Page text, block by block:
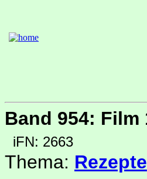
Band 954: Film
iFN: 2663
Thema: Rezepte